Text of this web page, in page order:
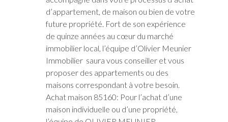
d’appartement, de maison ou bien de votre
future propriété. Fort de son expérience
de quinze années au cœur du marché
immobilier local, l’équipe d’Olivier Meunier
Immobilier saura vous conseiller et vous
proposer des appartements ou des
maisons correspondant à votre besoin.
Achat maison 85160: Pour l’achat d’une
maison individuelle ou d’une propriété,